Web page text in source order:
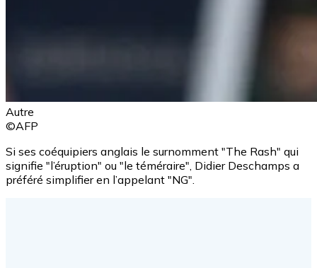
Autre
©AFP
Si ses coéquipiers anglais le surnomment "The Rash" qui
signifie "l’éruption" ou "le téméraire", Didier Deschamps a
préféré simplifier en l’appelant "NG".